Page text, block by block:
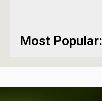
Most Popular: